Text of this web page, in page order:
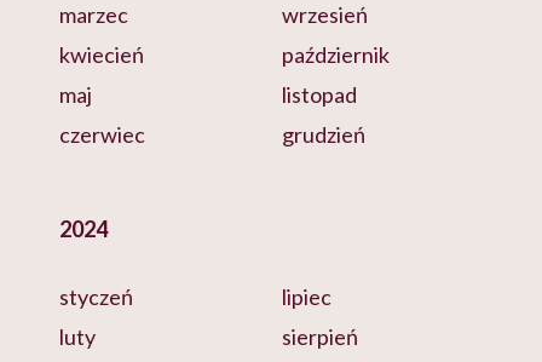
marzec
kwiecień
maj
czerwiec
wrzesień
październik
listopad
grudzień
2024
styczeń
luty
lipiec
sierpień